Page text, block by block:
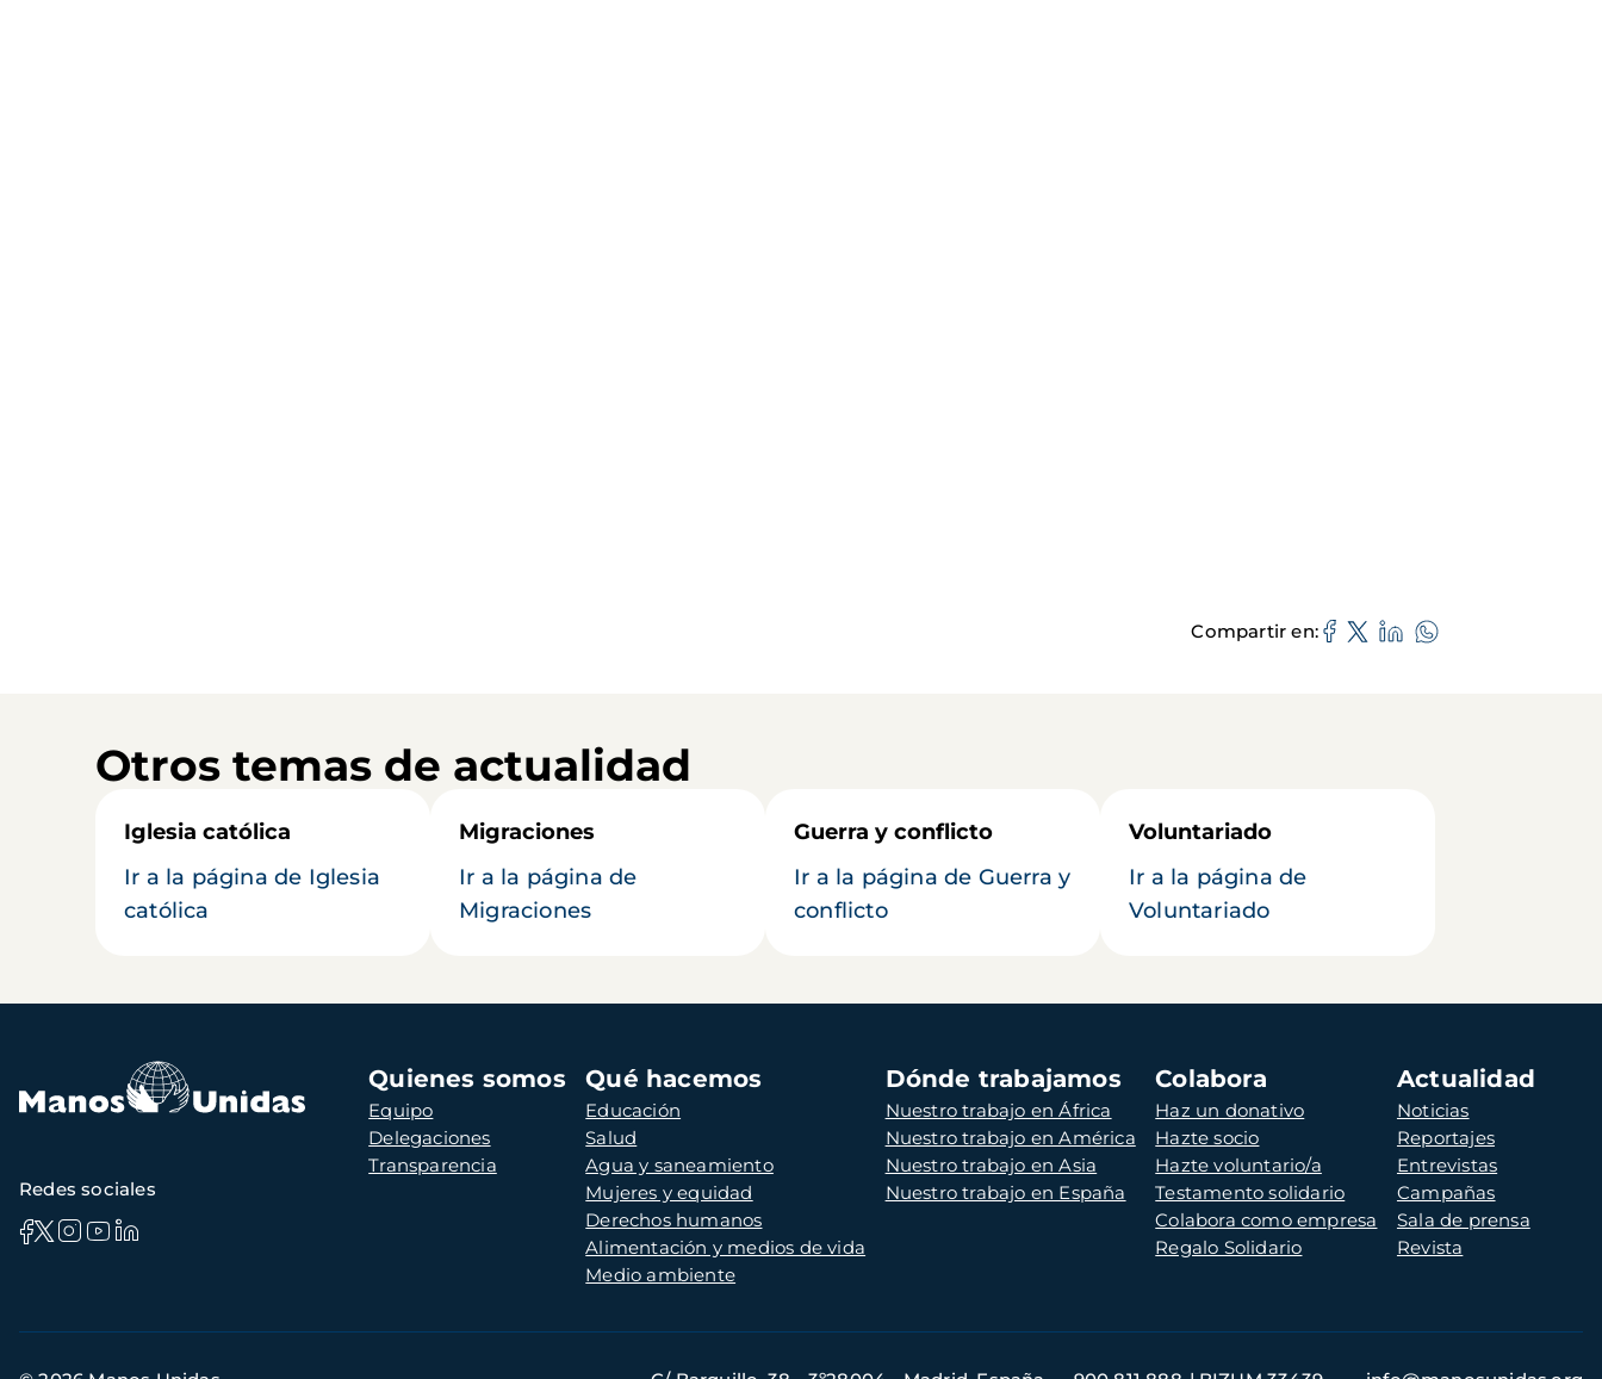
Compartir en
Otros temas de actualidad
Iglesia católica
Ir a la página de Iglesia
católica
Migraciones
Ir a la página de
Migraciones
Guerra y conflicto
Ir a la página de Guerra y
conflicto
Voluntariado
Ir a la página de
Voluntariado
Navegación
principal
Quienes somos
Equipo
Delegaciones
Transparencia
Qué hacemos
Educación
Salud
Agua y saneamiento
Mujeres y equidad
Derechos humanos
Alimentación y medios de vida
Medio ambiente
Dónde trabajamos
Nuestro trabajo en África
Nuestro trabajo en América
Nuestro trabajo en Asia
Nuestro trabajo en España
Colabora
Haz un donativo
Hazte socio
Hazte voluntario/a
Testamento solidario
Colabora como empresa
Regalo Solidario
Actualidad
Noticias
Reportajes
Entrevistas
Campañas
Sala de prensa
Revista
Redes sociales